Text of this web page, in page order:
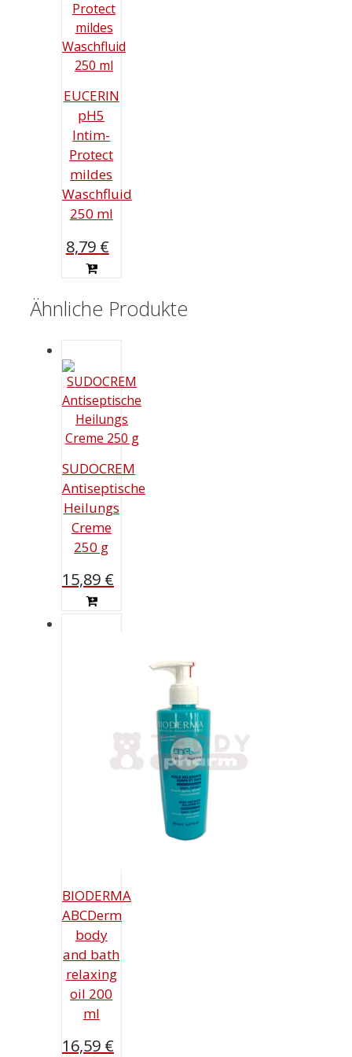
EUCERIN
pH5
Intim-
Protect
mildes
Waschfluid
250 ml
8,79 €
Ähnliche Produkte
SUDOCREM
Antiseptische
Heilungs
Creme
250 g
15,89 €
BIODERMA
ABCDerm
body
and bath
relaxing
oil 200
ml
16,59 €